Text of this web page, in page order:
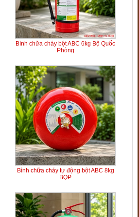
Bình chữa cháy bột ABC 6kg Bộ Quốc
Phòng
Bình chữa cháy tự động bột ABC 8kg
BQP